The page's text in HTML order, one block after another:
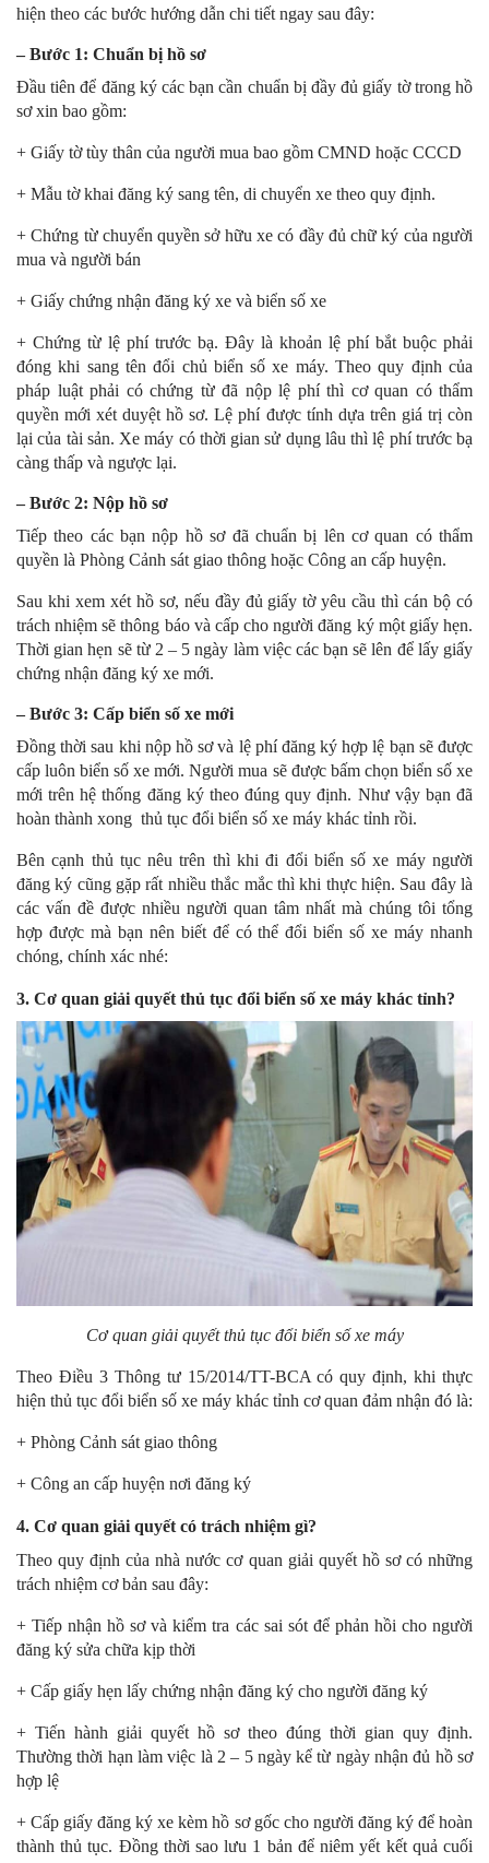
hiện theo các bước hướng dẫn chi tiết ngay sau đây:
– Bước 1: Chuẩn bị hồ sơ
Đầu tiên để đăng ký các bạn cần chuẩn bị đầy đủ giấy tờ trong hồ
sơ xin bao gồm:
+ Giấy tờ tùy thân của người mua bao gồm CMND hoặc CCCD
+ Mẫu tờ khai đăng ký sang tên, di chuyển xe theo quy định.
+ Chứng từ chuyển quyền sở hữu xe có đầy đủ chữ ký của người
mua và người bán
+ Giấy chứng nhận đăng ký xe và biển số xe
+ Chứng từ lệ phí trước bạ. Đây là khoản lệ phí bắt buộc phải
đóng khi sang tên đổi chủ biển số xe máy. Theo quy định của
pháp luật phải có chứng từ đã nộp lệ phí thì cơ quan có thẩm
quyền mới xét duyệt hồ sơ. Lệ phí được tính dựa trên giá trị còn
lại của tài sản. Xe máy có thời gian sử dụng lâu thì lệ phí trước bạ
càng thấp và ngược lại.
– Bước 2: Nộp hồ sơ
Tiếp theo các bạn nộp hồ sơ đã chuẩn bị lên cơ quan có thẩm
quyền là Phòng Cảnh sát giao thông hoặc Công an cấp huyện.
Sau khi xem xét hồ sơ, nếu đầy đủ giấy tờ yêu cầu thì cán bộ có
trách nhiệm sẽ thông báo và cấp cho người đăng ký một giấy hẹn.
Thời gian hẹn sẽ từ 2 – 5 ngày làm việc các bạn sẽ lên để lấy giấy
chứng nhận đăng ký xe mới.
– Bước 3: Cấp biển số xe mới
Đồng thời sau khi nộp hồ sơ và lệ phí đăng ký hợp lệ bạn sẽ được
cấp luôn biển số xe mới. Người mua sẽ được bấm chọn biển số xe
mới trên hệ thống đăng ký theo đúng quy định. Như vậy bạn đã
hoàn thành xong thủ tục đổi biển số xe máy khác tỉnh rồi.
Bên cạnh thủ tụcnêu trên thì khi đi đổi biển số xe máy người
đăng ký cũng gặp rất nhiều thắc mắc thì khi thực hiện. Sau đây là
các vấn đề được nhiều người quan tâm nhất mà chúng tôi tổng
hợp được mà bạn nên biết để có thể đổi biển số xe máy nhanh
chóng, chính xác nhé:
3. Cơ quan giải quyết thủ tục đổi biển số xe máy khác tỉnh?
Cơ quan giải quyết thủ tục đổi biển số xe máy
Theo Điều 3 Thông tư 15/2014/TT-BCA có quy định, khi thực
hiện thủ tục đổi biển số xe máy khác tỉnh cơ quan đảm nhận đó là:
+ Phòng Cảnh sát giao thông
+ Công an cấp huyện nơi đăng ký
4. Cơ quan giải quyết có trách nhiệm gì?
Theo quy định của nhà nước cơ quan giải quyết hồ sơ có những
trách nhiệm cơ bản sau đây:
+ Tiếp nhận hồ sơ và kiểm tra các sai sót để phản hồi cho người
đăng ký sửa chữa kịp thời
+ Cấp giấy hẹn lấy chứng nhận đăng ký cho người đăng ký
+ Tiến hành giải quyết hồ sơ theo đúng thời gian quy định.
Thường thời hạn làm việc là 2 – 5 ngày kể từ ngày nhận đủ hồ sơ
hợp lệ
+ Cấp giấy đăng ký xe kèm hồ sơ gốc cho người đăng ký để hoàn
thành thủ tục. Đồng thời sao lưu 1 bản để niêm yết kết quả cuối